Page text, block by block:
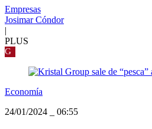
Empresas
Josimar Cóndor
|
PLUS
G
Economía
24/01/2024
06:55